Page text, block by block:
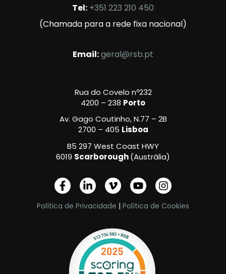
Tel: +351 223 210 450
(Chamada para a rede fixa nacional)
Email:geral@rsb.pt
Rua do Covelo nº232
4200 – 238 Porto
Av. Gago Coutinho, N.77 – 2B
2700 – 405 Lisboa
B5 297 West Coast HWY
6019 Scarborough(Austrália)
F
a
c
e
L
i
n
k
d
n
-
V
i
m
e
-
v
Y
o
u
t
b
e
I
n
s
t
Política de Privacidade | Política de Cookies